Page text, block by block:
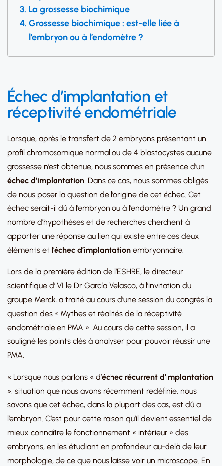
La grossesse biochimique
Grossesse biochimique : est-elle liée à
l’embryon ou à l’endomètre ?
Échec d’implantation et
réceptivité endométriale
Lorsque, après le transfert de 2 embryons présentant un
profil chromosomique normal ou de 4 blastocystes aucune
grossesse n’est obtenue, nous sommes en présence d’un
échec d’implantation. Dans ce cas, nous sommes obligés
de nous poser la question de l’origine de cet échec. Cet
échec serait-il dû à l’embryon ou à l’endomètre ? Un grand
nombre d’hypothèses et de recherches cherchent à
apporter une réponse au lien qui existe entre ces deux
éléments et l’échec d’implantation embryonnaire.
Lors de la première édition de l’ESHRE, le directeur
scientifique d’IVI le Dr García Velasco, à l’invitation du
groupe Merck, a traité au cours d’une session du congrès la
question des « Mythes et réalités de la réceptivité
endométriale en PMA ». Au cours de cette session, il a
souligné les points clés à analyser pour pouvoir réussir une
PMA.
« Lorsque nous parlons « d’échec récurrent d’implantation
», situation que nous avons récemment redéfinie, nous
savons que cet échec, dans la plupart des cas, est dû a
l’embryon. C’est pour cette raison qu’il devient essentiel de
mieux connaître le fonctionnement « intérieur » des
embryons, en les étudiant en profondeur au-delà de leur
morphologie, de ce que nous laisse voir un microscope. En